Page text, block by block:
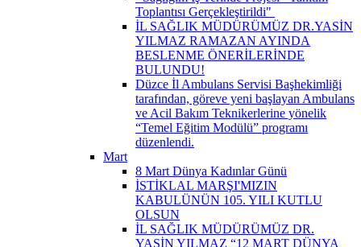
Toplantısı Gerçekleştirildi" ​
İL SAĞLIK MÜDÜRÜMÜZ DR.YASİN
YILMAZ RAMAZAN AYINDA
BESLENME ÖNERİLERİNDE
BULUNDU!
Düzce İl Ambulans Servisi Başhekimliği
tarafından, göreve yeni başlayan Ambulans
ve Acil Bakım Teknikerlerine yönelik
“Temel Eğitim Modülü” programı
düzenlendi.
Mart
8 Mart Dünya Kadınlar Günü
İSTİKLAL MARŞI'MIZIN
KABULÜNÜN 105. YILI KUTLU
OLSUN
İL SAĞLIK MÜDÜRÜMÜZ DR.
YASİN YILMAZ “12 MART DÜNYA